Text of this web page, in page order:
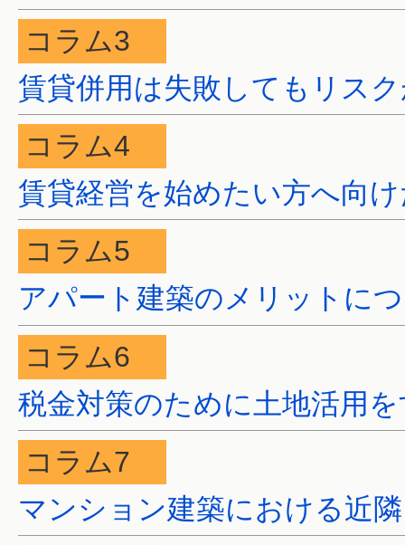
コラム3
賃貸併用は失敗してもリス
コラム4
賃貸経営を始めたい方へ向
コラム5
アパート建築のメリットに
コラム6
税金対策のために土地活用
コラム7
マンション建築における近